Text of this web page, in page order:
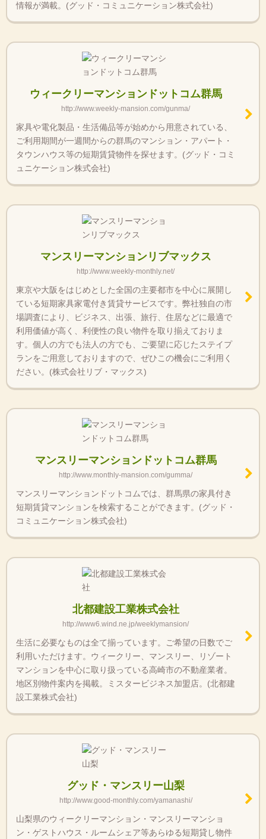
情報が満載。(グッド・コミュニケーション株式会社)
ウィークリーマンションドットコム群馬
http://www.weekly-mansion.com/gunma/
家具や電化製品・生活備品等が始めから用意されている、
ご利用期間が一週間からの群馬のマンション・アパート・
タウンハウス等の短期賃貸物件を探せます。(グッド・コミ
ュニケーション株式会社)
マンスリーマンションリブマックス
http://www.weekly-monthly.net/
東京や大阪をはじめとした全国の主要都市を中心に展開し
ている短期家具家電付き賃貸サービスです。弊社独自の市
場調査により、ビジネス、出張、旅行、住居などに最適で
利用価値が高く、利便性の良い物件を取り揃えておりま
す。個人の方でも法人の方でも、ご要望に応じたステイプ
ランをご用意しておりますので、ぜひこの機会にご利用く
ださい。(株式会社リブ・マックス)
マンスリーマンションドットコム群馬
http://www.monthly-mansion.com/gumma/
マンスリーマンションドットコムでは、群馬県の家具付き
短期賃貸マンションを検索することができます。(グッド・
コミュニケーション株式会社)
北都建設工業株式会社
http://www6.wind.ne.jp/weeklymansion/
生活に必要なものは全て揃っています。ご希望の日数でご
利用いただけます。ウィークリー、マンスリー、リゾート
マンションを中心に取り扱っている高崎市の不動産業者。
地区別物件案内を掲載。ミスタービジネス加盟店。(北都建
設工業株式会社)
グッド・マンスリー山梨
http://www.good-monthly.com/yamanashi/
山梨県のウィークリーマンション・マンスリーマンショ
ン・ゲストハウス・ルームシェア等あらゆる短期貸し物件